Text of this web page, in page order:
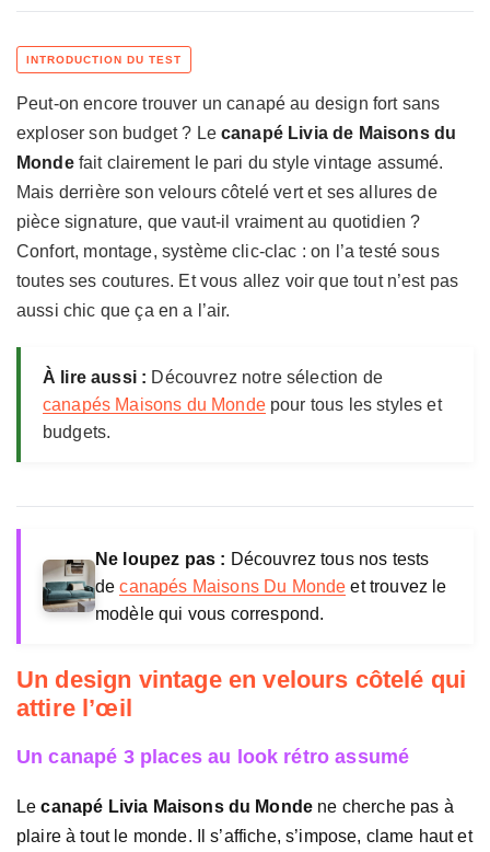
n
a
p
é
v
i
a
M
i
o
s
d
o
d
e
Structure Pin massif, hetre, base acier
Prix constate 459 €
Peut-on encore trouver un canapé au design fort sans
exploser son budget ? Lecanapé Livia de Maisons du
Mondefait clairement le pari du style vintage assumé.
Mais derrière son velours côtelé vert et ses allures de
pièce signature, que vaut-il vraiment au quotidien ?
Confort, montage, système clic-clac : on l’a testé sous
toutes ses coutures. Et vous allez voir que tout n’est pas
aussi chic que ça en a l’air.
À lire aussi : Découvrez notre sélection de
canapés Maisons du Mondepour tous les styles et
budgets.
Ne loupez pas : Découvrez tous nos tests
decanapés Maisons Du Monde et trouvez le
modèle qui vous correspond.
Un design vintage en velours côtelé qui
attire l’œil
Un canapé 3 places au look rétro assumé
Lecanapé Livia Maisons du Monde ne cherche pas à
plaire à tout le monde. Il s’affiche, s’impose, clame haut et